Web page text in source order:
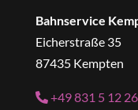
Bahnservice
Eicherstraße 35
87435 Kempten
+49 831 5 12